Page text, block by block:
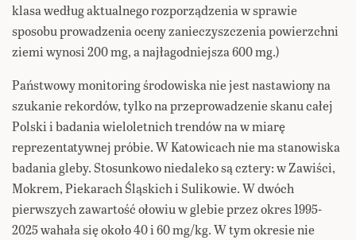
klasa według aktualnego rozporządzenia w sprawie
sposobu prowadzenia oceny zanieczyszczenia powierzchni
ziemi wynosi 200 mg, a najłagodniejsza 600 mg.)
Państwowy monitoring środowiska nie jest nastawiony na
szukanie rekordów, tylko na przeprowadzenie skanu całej
Polski i badania wieloletnich trendów na w miarę
reprezentatywnej próbie. W Katowicach nie ma stanowiska
badania gleby. Stosunkowo niedaleko są cztery: w Zawiści,
Mokrem, Piekarach Śląskich i Sulikowie. W dwóch
pierwszych zawartość ołowiu w glebie przez okres 1995-
2025 wahała się około 40 i 60 mg/kg. W tym okresie nie